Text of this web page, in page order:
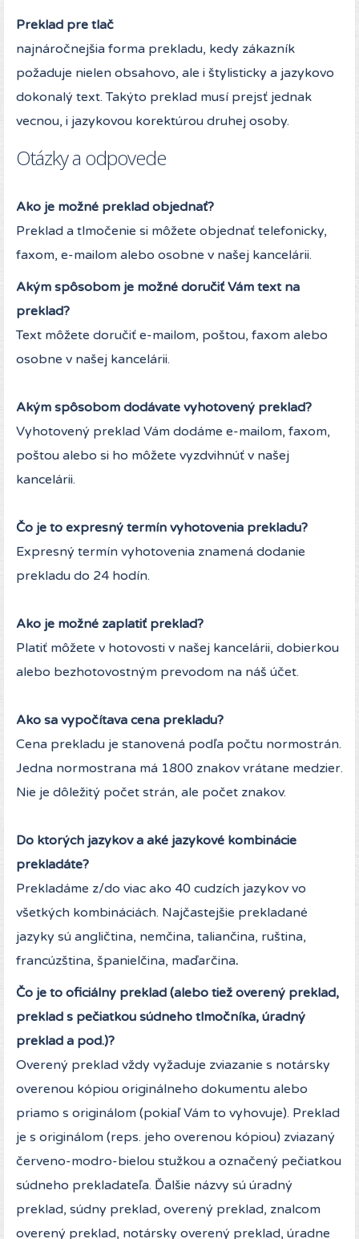
Preklad pre tlač
najnáročnejšia forma prekladu, kedy zákazník
požaduje nielen obsahovo, ale i štylisticky a jazykovo
dokonalý text. Takýto preklad musí prejsť jednak
vecnou, i jazykovou korektúrou druhej osoby.
Otázky a odpovede
Ako je možné preklad objednať?
Preklad a tlmočenie si môžete objednať telefonicky,
faxom, e-mailom alebo osobne v našej kancelárii.
Akým spôsobom je možné doručiť Vám text na
preklad?
Text môžete doručiť e-mailom, poštou, faxom alebo
osobne v našej kancelárii.
Akým spôsobom dodávate vyhotovený preklad?
Vyhotovený preklad Vám dodáme e-mailom, faxom,
poštou alebo si ho môžete vyzdvihnúť v našej
kancelárii.
Čo je to expresný termín vyhotovenia prekladu?
Expresný termín vyhotovenia znamená dodanie
prekladu do 24 hodín.
Ako je možné zaplatiť preklad?
Platiť môžete v hotovosti v našej kancelárii, dobierkou
alebo bezhotovostným prevodom na náš účet.
Ako sa vypočítava cena prekladu?
Cena prekladu je stanovená podľa počtu normostrán.
Jedna normostrana má 1800 znakov vrátane medzier.
Nie je dôležitý počet strán, ale počet znakov.
Do ktorých jazykov a aké jazykové kombinácie
prekladáte?
Prekladáme z/do viac ako 40 cudzích jazykov vo
všetkých kombináciách. Najčastejšie prekladané
jazyky sú angličtina, nemčina, taliančina, ruština,
francúzština, španielčina, maďarčina.
Čo je to oficiálny preklad (alebo tiež overený preklad,
preklad s pečiatkou súdneho tlmočníka, úradný
preklad a pod.)?
Overený preklad vždy vyžaduje zviazanie s notársky
overenou kópiou originálneho dokumentu alebo
priamo s originálom (pokiaľ Vám to vyhovuje). Preklad
je s originálom (reps. jeho overenou kópiou) zviazaný
červeno-modro-bielou stužkou a označený pečiatkou
súdneho prekladateľa. Ďalšie názvy sú úradný
preklad, súdny preklad, overený preklad, znalcom
overený preklad, notársky overený preklad, úradne